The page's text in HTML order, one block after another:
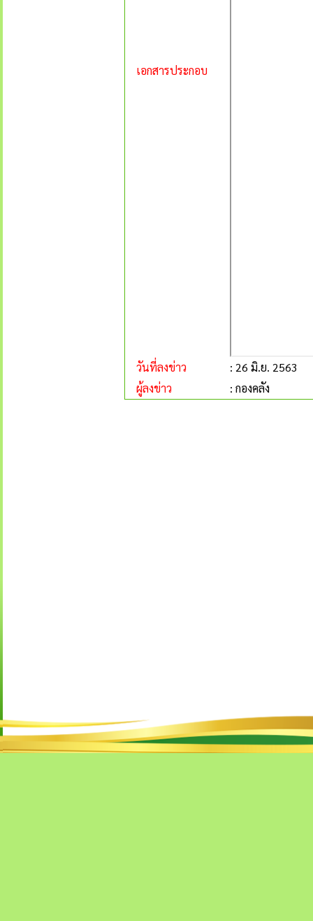
เอกสารประกอบ
วันที่ลงข่าว
: 26 มิ.ย. 2563
ผู้ลงข่าว
: กองคลัง